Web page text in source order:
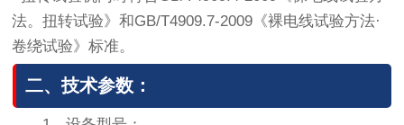
法。扭转试验》和GB/T4909.7-2009《裸电线试验方法·
卷绕试验》标准。
二、技术参数：